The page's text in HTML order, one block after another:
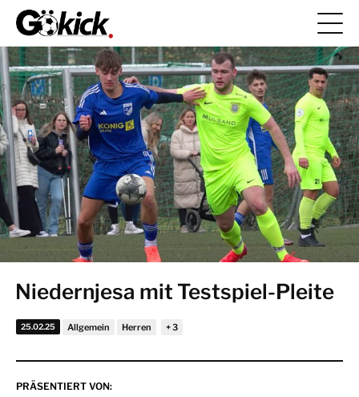
Niedernjesa mit Testspiel-Pleite
25.02.25 Allgemein Herren
PRÄSENTIERT VON: